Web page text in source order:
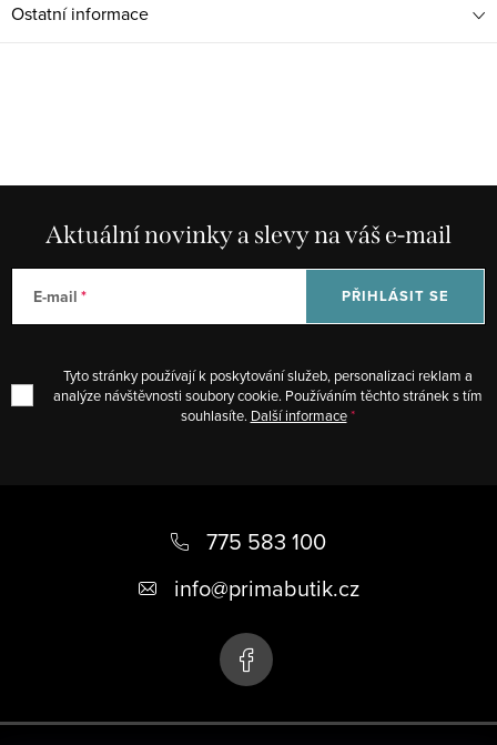
Ostatní informace
Aktuální novinky a slevy na váš e-mail
E-mail
Tyto stránky používají k poskytování služeb, personalizaci reklam a
analýze návštěvnosti soubory cookie. Používáním těchto stránek s tím
souhlasíte. Další informace
PŘIHLÁSIT SE
775 583 100
info@primabutik.cz